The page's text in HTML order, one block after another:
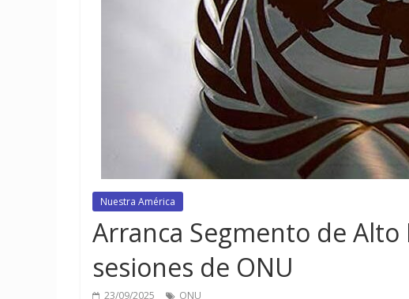
Nuestra América
Arranca Segmento de
sesiones de ONU
23/09/2025 ONU